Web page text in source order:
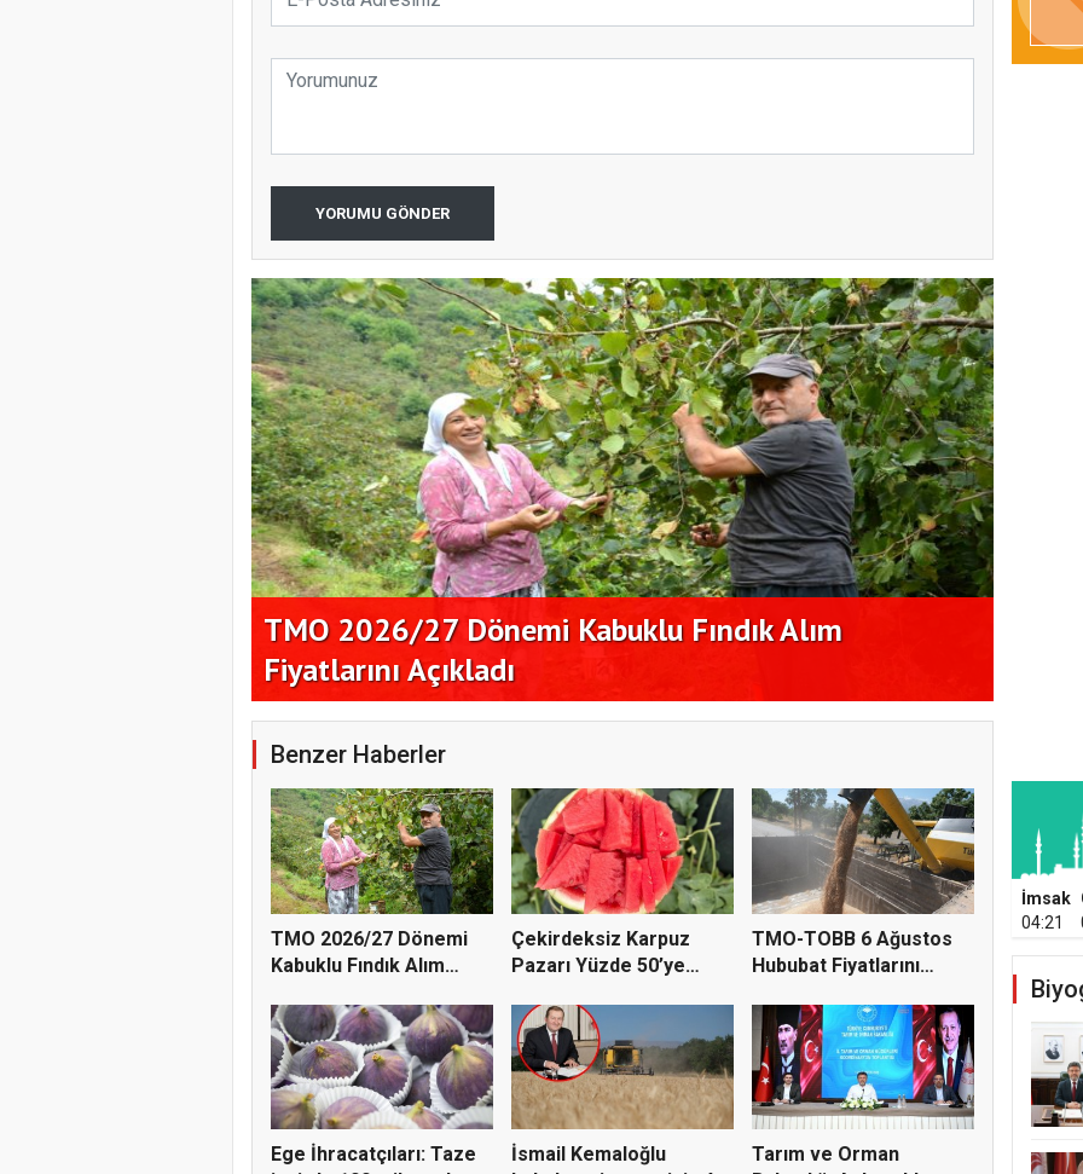
YORUMU GÖNDER
Çekirdeksiz Karpuz Pazarı Yüzde 50’ye Doğru Koşuyor
Benzer Haberler
TMO 2026/27 Dönemi
Kabuklu Fındık Alım
Çekirdeksiz Karpuz
Pazarı Yüzde 50’ye
TMO-TOBB 6 Ağustos
Hububat Fiyatlarını
Ege İhracatçıları: Taze
İsmail Kemaloğlu
Tarım ve Orman
İmsak
04:21